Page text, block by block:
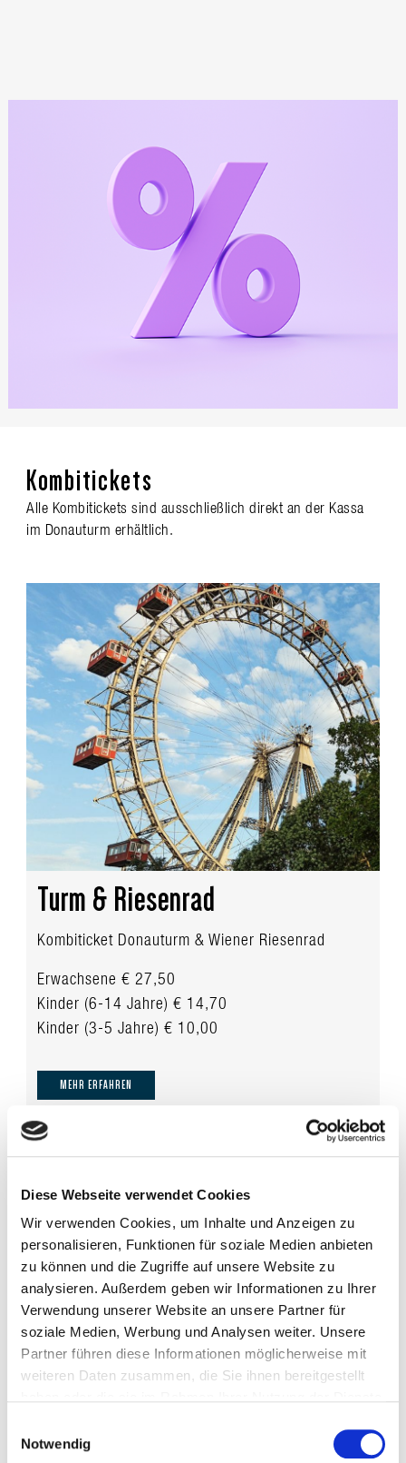
Diese Webseite verwendet Cookies
Wir verwenden Cookies, um Inhalte und Anzeigen zu
personalisieren, Funktionen für soziale Medien anbieten
zu können und die Zugriffe auf unsere Website zu
analysieren. Außerdem geben wir Informationen zu Ihrer
Verwendung unserer Website an unsere Partner für
soziale Medien, Werbung und Analysen weiter. Unsere
Partner führen diese Informationen möglicherweise mit
weiteren Daten zusammen, die Sie ihnen bereitgestellt
Notwendig
Kombitickets
Alle Kombitickets sind ausschließlich direkt an der Kassa
im Donauturm erhältlich.
Turm & Riesenrad
Kombiticket Donauturm & Wiener Riesenrad
Erwachsene € 27,50
Kinder (6-14 Jahre) € 14,70
Kinder (3-5 Jahre) € 10,00
MEHR ERFAHREN